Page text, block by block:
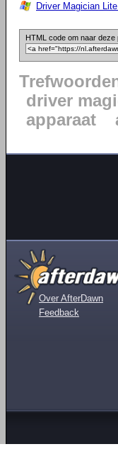
Driver Magician
HTML code om naar deze
driver
apparaat
Over AfterDawn
Feedback